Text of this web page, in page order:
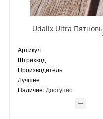
Udalix Ultra
Артикул
Штрихкод
Производитель
Лучшее
Наличие: Доступно